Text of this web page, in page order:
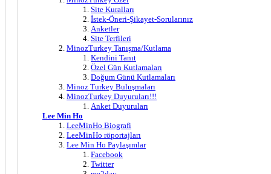
Site Kuralları
İstek-Öneri-Şikayet-Sorularınız
Anketler
Site Terfileri
MinozTurkey Tanışma/Kutlama
Kendini Tanıt
Özel Gün Kutlamaları
Doğum Günü Kutlamaları
Minoz Turkey Buluşmaları
MinozTurkey Duyuruları!!!
Anket Duyuruları
Lee Min Ho
LeeMinHo Biografi
LeeMinHo röportajları
Lee Min Ho Paylaşımlar
Facebook
Twitter